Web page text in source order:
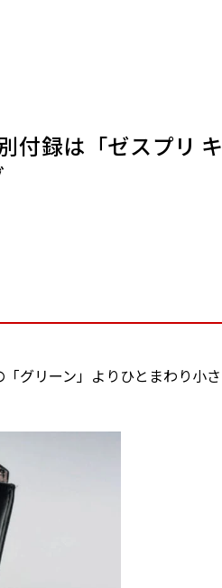
付録は「ゼスプリ キ
グリーン」よりひとまわり小さ